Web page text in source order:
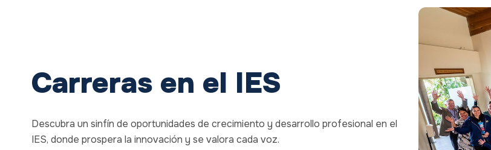
Carreras en el IES
Descubra un sinfín de oportunidades de crecimiento y desarrollo profesional en el
IES, donde prospera la innovación y se valora cada voz.